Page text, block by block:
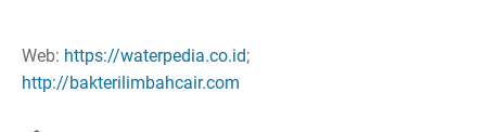
Web: https://waterpedia.co.id;
http://bakterilimbahcair.com